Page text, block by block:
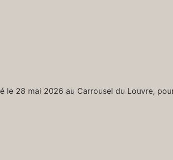
le 28 mai 2026 au Carrousel du Louvre,